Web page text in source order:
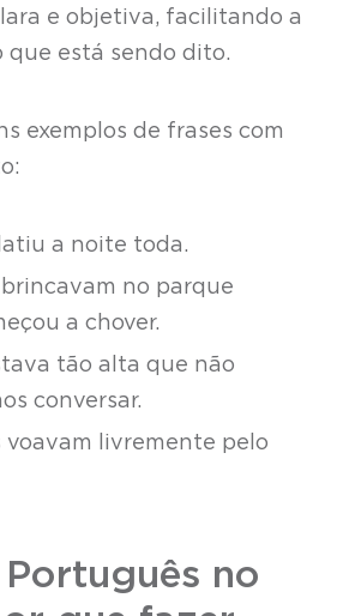
e objetiva, facilitando a
que está sendo dito.
exemplos de frases com
a noite toda.
no parque
a chover.
tão alta que não
conversar.
voavam livremente pelo
no